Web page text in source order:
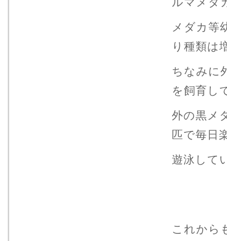
メダカ等
り種類は
ちなみに
を飼育し
外の黒メ
匹で毎日
遊泳して
これから